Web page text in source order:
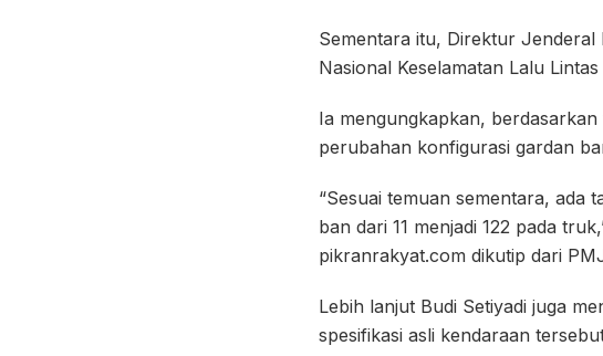
Sementara itu, Direktur Jenderal
Nasional Keselamatan Lalu
Ia mengungkapkan,
perubahan konfigurasi gardan
“Sesuai temuan sementara, ada
ban dari 11 menjadi 122 pada
pikranrakyat.com dikutip dari
Lebih lanjut Budi Setiyadi juga
spesifikasi asli kendaraan